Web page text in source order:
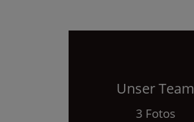
Unser Team
3 Fotos